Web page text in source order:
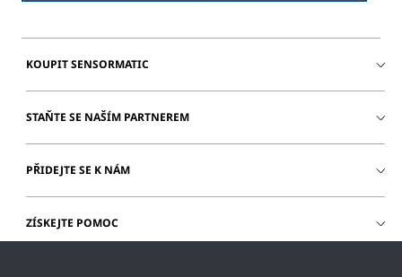
KOUPIT SENSORMATIC
STAŇTE SE NAŠÍM PARTNEREM
PŘIDEJTE SE K NÁM
ZÍSKEJTE POMOC